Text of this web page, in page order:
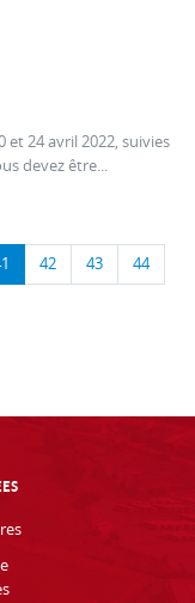
et 24 avril 2022, suivies
devez être...
42 43 44